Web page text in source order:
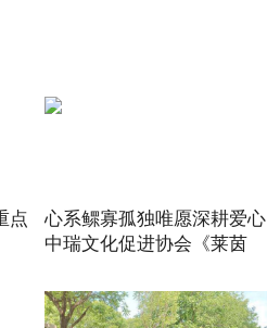
点
心系鳏寡孤独唯愿深耕爱心
中瑞文化促进协会《莱茵